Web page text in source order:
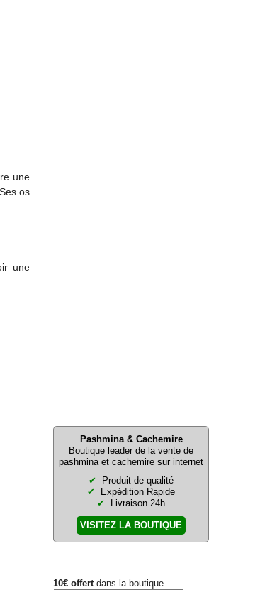
une
os
une
Pashmina & Cachemire
Boutique leader de la vente de
pashmina et cachemire sur internet
Produit de qualité
Expédition Rapide
Livraison 24h
VISITEZ LA BOUTIQUE
10€ offertdans la boutique